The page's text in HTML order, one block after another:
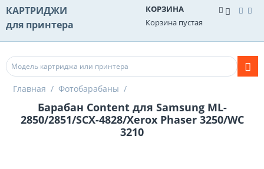
КАРТРИДЖИ
для принтера
КОРЗИНА
Корзина пустая
Главная / Фотобарабаны /
Барабан Content для Samsung ML-
2850/2851/SCX-4828/Xerox Phaser 3250/WC
3210